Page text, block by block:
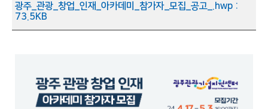
광주_관광_창업_인재_아카데미_참가자_모집_공고_.hwp :
73.5KB